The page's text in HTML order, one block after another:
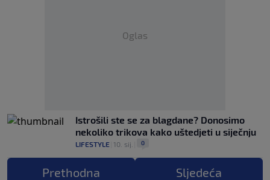
Oglas
Istrošili ste se za blagdane? Donosimo
nekoliko trikova kako uštedjeti u siječnju
LIFESTYLE 10. sij. 0
Prethodna Sljedeća